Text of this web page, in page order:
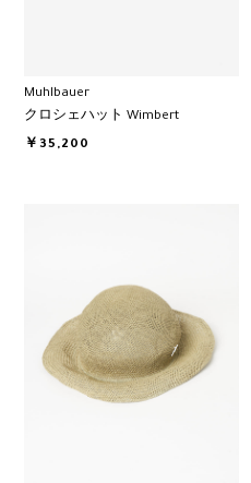
Muhlbauer
クロシェハット Wimbert
￥35,200